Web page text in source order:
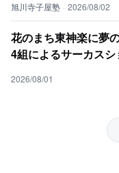
旭川寺子屋塾 · 2026/08/02
花のまち東神楽に夢
4組によるサーカスシ
2026/08/01